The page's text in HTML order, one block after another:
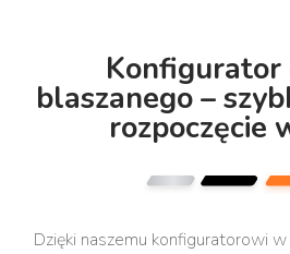
Konfigurator
blaszanego –
rozpoczęcie
Dzięki naszemu konfiguratorowi